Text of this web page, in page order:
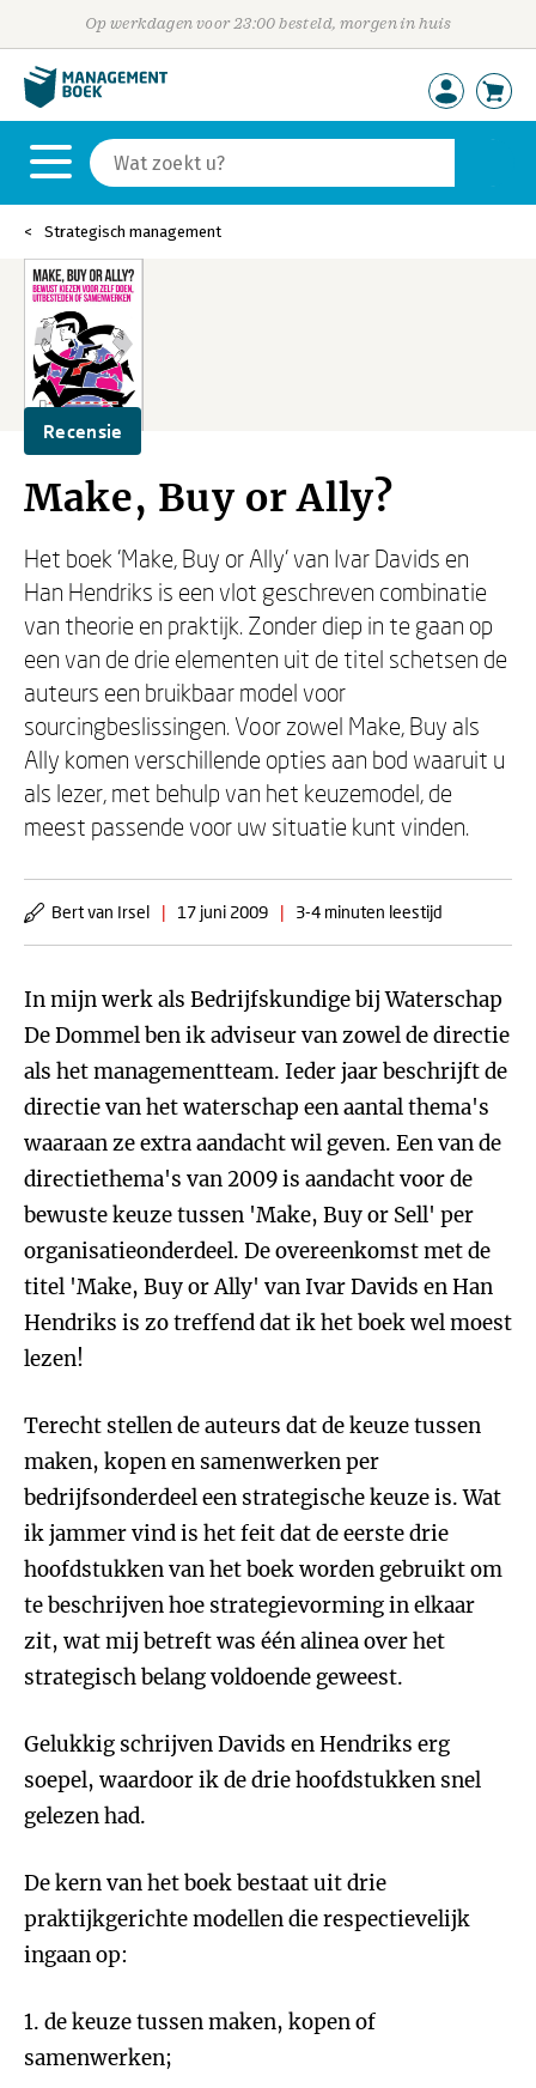
Op werkdagen voor 23:00 besteld, morgen in huis
Strategisch management
Recensie
Make, Buy or Ally?
Het boek 'Make, Buy or Ally' van Ivar Davids en
Han Hendriks is een vlot geschreven combinatie
van theorie en praktijk. Zonder diep in te gaan op
een van de drie elementen uit de titel schetsen de
auteurs een bruikbaar model voor
sourcingbeslissingen. Voor zowel Make, Buy als
Ally komen verschillende opties aan bod waaruit u
als lezer, met behulp van het keuzemodel, de
meest passende voor uw situatie kunt vinden.
Bert van Irsel | 17 juni 2009 | 3-4 minuten leestijd
In mijn werk als Bedrijfskundige bij Waterschap
De Dommel ben ik adviseur van zowel de directie
als het managementteam. Ieder jaar beschrijft de
directie van het waterschap een aantal thema's
waaraan ze extra aandacht wil geven. Een van de
directiethema's van 2009 is aandacht voor de
bewuste keuze tussen 'Make, Buy or Sell' per
organisatieonderdeel. De overeenkomst met de
titel 'Make, Buy or Ally' van Ivar Davids en Han
Hendriks is zo treffend dat ik het boek wel moest
lezen!
Terecht stellen de auteurs dat de keuze tussen
maken, kopen en samenwerken per
bedrijfsonderdeel een strategische keuze is. Wat
ik jammer vind is het feit dat de eerste drie
hoofdstukken van het boek worden gebruikt om
te beschrijven hoe strategievorming in elkaar
zit, wat mij betreft was één alinea over het
strategisch belang voldoende geweest.
Gelukkig schrijven Davids en Hendriks erg
soepel, waardoor ik de drie hoofdstukken snel
gelezen had.
De kern van het boek bestaat uit drie
praktijkgerichte modellen die respectievelijk
ingaan op:
1. de keuze tussen maken, kopen of
samenwerken;